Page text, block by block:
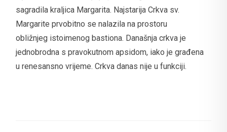
sagradila kraljica Margarita. Najstarija Crkva sv.
Margarite prvobitno se nalazila na prostoru
obližnjeg istoimenog bastiona. Današnja crkva je
jednobrodna s pravokutnom apsidom, iako je građena
u renesansno vrijeme. Crkva danas nije u funkciji.